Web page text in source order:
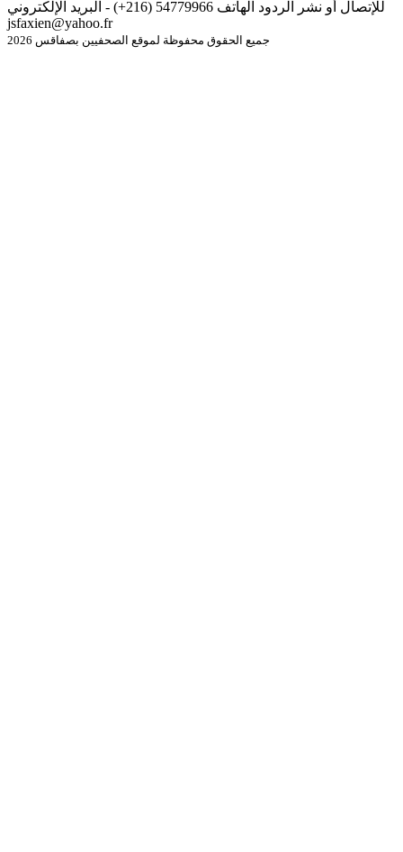
للإتصال أو نشر الردود الهاتف 54779966 (216+) - البريد الإلكتروني
jsfaxien@yahoo.fr
جميع الحقوق محفوظة لموقع الصحفيين بصفاقس 2026